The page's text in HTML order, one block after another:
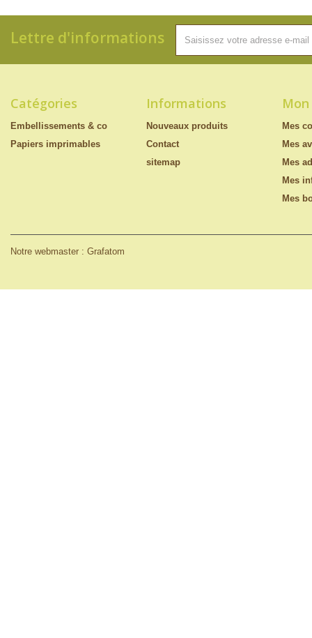
Lettre d'informations
Catégories
Embellissements & co
Papiers imprimables
Informations
Nouveaux produits
Contact
sitemap
Notre webmaster : Grafatom
Mes
Mes
Mes
Mes
Mes